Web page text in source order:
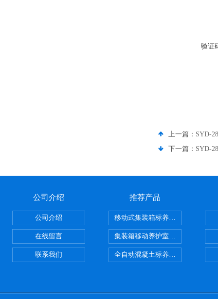
验证
上一篇： SYD-
下一篇： SYD-
公司介绍
公司介绍
在线留言
联系我们
推荐产品
移动式集装箱标养室 养护室设备
集装箱移动养护室 标养室
全自动混凝土标养室恒温恒湿设备